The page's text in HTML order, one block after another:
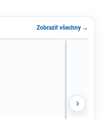
Zobrazit všechny →
›